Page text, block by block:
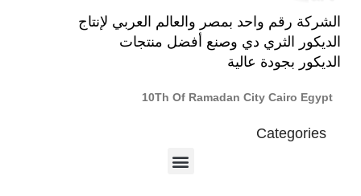
الشركة رقم واحد بمصر والعالم العربي لإنتاج
الديكور الثري دي وصنع أفضل منتجات
الديكور بجودة عالية
10Th Of Ramadan City Cairo Egypt
Categories